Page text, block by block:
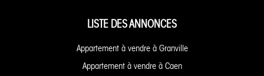
LISTE DES ANNONCES
Appartement à vendre à Granville
Appartement à vendre à Caen